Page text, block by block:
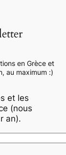
en Grèce et
au maximum :)
et les
(nous
an).